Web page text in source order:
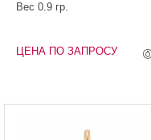
Вес 0.9 гр.
ЦЕНА ПО ЗАПРОСУ